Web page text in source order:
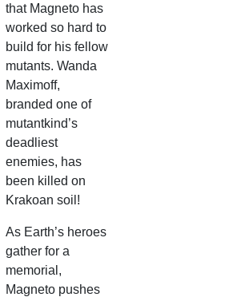
that Magneto has
worked so hard to
build for his fellow
mutants. Wanda
Maximoff,
branded one of
mutantkind’s
deadliest
enemies, has
been killed on
Krakoan soil!
As Earth’s heroes
gather for a
memorial,
Magneto pushes